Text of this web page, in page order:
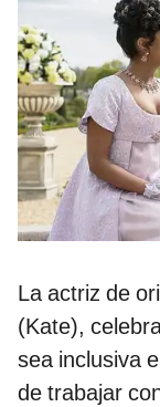
La actriz de
(Kate),
sea inclusiva
de trabajar